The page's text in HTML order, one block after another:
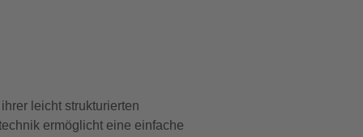
leicht strukturierten
ermöglicht eine einfache